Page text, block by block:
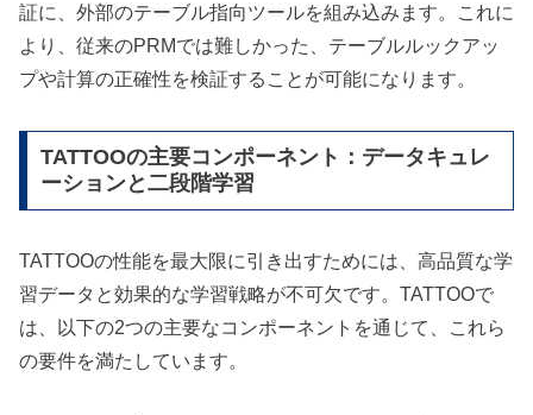
証に、外部のテーブル指向ツールを組み込みます。これに
より、従来のPRMでは難しかった、テーブルルックアッ
プや計算の正確性を検証することが可能になります。
TATTOOの主要コンポーネント：データキュレ
ーションと二段階学習
TATTOOの性能を最大限に引き出すためには、高品質な学
習データと効果的な学習戦略が不可欠です。TATTOOで
は、以下の2つの主要なコンポーネントを通じて、これら
の要件を満たしています。